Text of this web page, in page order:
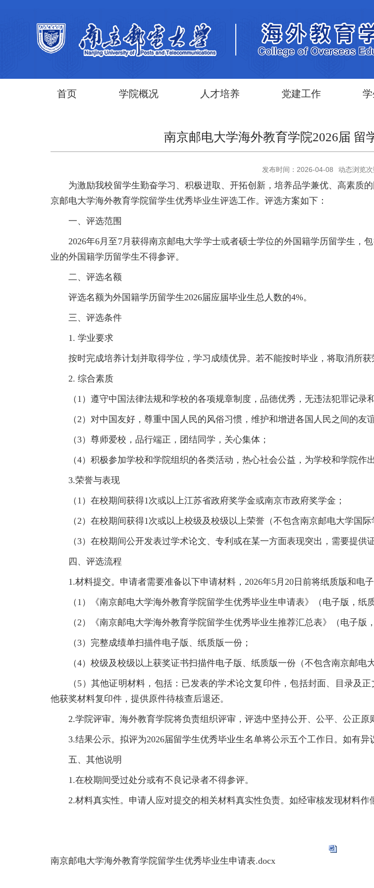
首页 学院概况 人才培养 党建工作
南京邮电大学海外教育学院2026届 留
发布时间：2026-04-08 动态浏览次
为激励我校留学生勤奋学习、积极进取、开拓创新，培养品学兼优、高素质
京邮电大学海外教育学院留学生优秀毕业生评选工作。评选方案如下：
一、评选范围
2026年6月至7月获得南京邮电大学学士或者硕士学位的外国籍学历留学生，
业的外国籍学历留学生不得参评。
二、评选名额
评选名额为外国籍学历留学生2026届应届毕业生总人数的4%。
三、评选条件
1. 学业要求
按时完成培养计划并取得学位，学习成绩优异。若不能按时毕业，将取消所获
2. 综合素质
（1）遵守中国法律法规和学校的各项规章制度，品德优秀，无违法犯罪记录
（2）对中国友好，尊重中国人民的风俗习惯，维护和增进各国人民之间的友
（3）尊师爱校，品行端正，团结同学，关心集体；
（4）积极参加学校和学院组织的各类活动，热心社会公益，为学校和学院作
3.荣誉与表现
（1）在校期间获得1次或以上江苏省政府奖学金或南京市政府奖学金；
（2）在校期间获得1次或以上校级及校级以上荣誉（不包含南京邮电大学国
（3）在校期间公开发表过学术论文、专利或在某一方面表现突出，需要提供
四、评选流程
1.材料提交。申请者需要准备以下申请材料，2026年5月20日前将纸质版和电
（1）《南京邮电大学海外教育学院留学生优秀毕业生申请表》（电子版，纸
（2）《南京邮电大学海外教育学院留学生优秀毕业生推荐汇总表》（电子版
（3）完整成绩单扫描件电子版、纸质版一份；
（4）校级及校级以上获奖证书扫描件电子版、纸质版一份（不包含南京邮电
（5）其他证明材料，包括：已发表的学术论文复印件，包括封面、目录及
他获奖材料复印件，提供原件待核查后退还。
2.学院评审。海外教育学院将负责组织评审，评选中坚持公开、公平、公正原
3.结果公示。拟评为2026届留学生优秀毕业生名单将公示五个工作日。如有异
五、其他说明
1.在校期间受过处分或有不良记录者不得参评。
2.材料真实性。申请人应对提交的相关材料真实性负责。如经审核发现材料
南京邮电大学海外教育学院留学生优秀毕业生申请表.docx